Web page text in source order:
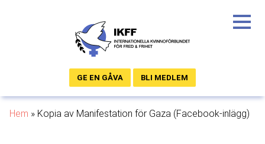
BLI MEDLEM
GE EN GÅVA
Hem » Kopia av Manifestation för Gaza (Facebook-inlägg)